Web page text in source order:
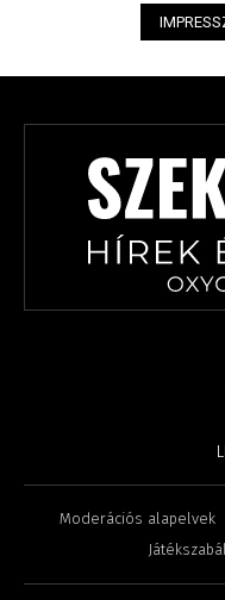
Moderációs alapelvek